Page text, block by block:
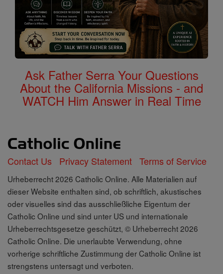
Ask Father Serra Your Questions
About the California Missions - and
WATCH Him Answer in Real Time
Contact Us Privacy Statement Terms of Service
Urheberrecht 2026 Catholic Online. Alle Materialien auf
dieser Website enthalten sind, ob schriftlich, akustisches
oder visuelles sind das ausschließliche Eigentum der
Catholic Online und sind unter US und internationale
Urheberrechtsgesetze geschützt, © Urheberrecht 2026
Catholic Online. Die unerlaubte Verwendung, ohne
vorherige schriftliche Zustimmung der Catholic Online ist
strengstens untersagt und verboten.